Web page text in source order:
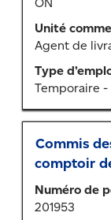
Unité
Agent de
Type
Temporaire -
tout
le
contenu
sur
l’emploi.
Titre
Commis
comptoir
Numéro de
201953
Sélectionner
au
moyen
de
la